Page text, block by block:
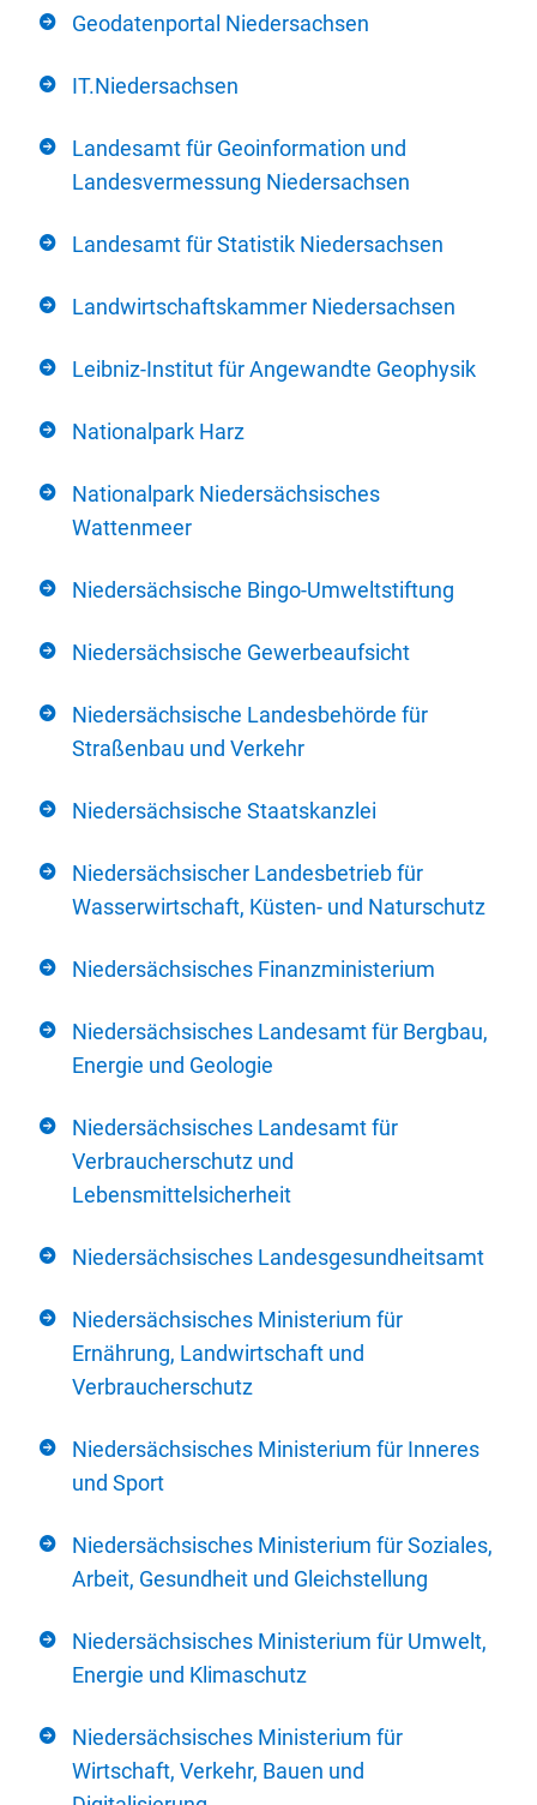
Geodatenportal Niedersachsen
IT.Niedersachsen
Landesamt für Geoinformation und
Landesvermessung Niedersachsen
Landesamt für Statistik Niedersachsen
Landwirtschaftskammer Niedersachsen
Leibniz-Institut für Angewandte Geophysik
Nationalpark Harz
Nationalpark Niedersächsisches
Wattenmeer
Niedersächsische Bingo-Umweltstiftung
Niedersächsische Gewerbeaufsicht
Niedersächsische Landesbehörde für
Straßenbau und Verkehr
Niedersächsische Staatskanzlei
Niedersächsischer Landesbetrieb für
Wasserwirtschaft, Küsten- und Naturschutz
Niedersächsisches Finanzministerium
Niedersächsisches Landesamt für Bergbau,
Energie und Geologie
Niedersächsisches Landesamt für
Verbraucherschutz und
Lebensmittelsicherheit
Niedersächsisches Landesgesundheitsamt
Niedersächsisches Ministerium für
Ernährung, Landwirtschaft und
Verbraucherschutz
Niedersächsisches Ministerium für Inneres
und Sport
Niedersächsisches Ministerium für Soziales,
Arbeit, Gesundheit und Gleichstellung
Niedersächsisches Ministerium für Umwelt,
Energie und Klimaschutz
Niedersächsisches Ministerium für
Wirtschaft, Verkehr, Bauen und